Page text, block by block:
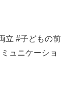
立 #子どもの前
ュニケーショ